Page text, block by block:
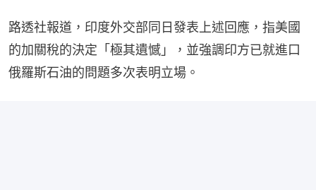
路透社報道，印度外交部同日發表上述回應，指美國
的加關稅的決定「極其遺憾」，並強調印方已就進口
俄羅斯石油的問題多次表明立場。